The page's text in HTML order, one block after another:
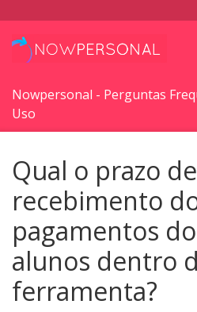
Nowpersonal - Perguntas
Uso
Qual o prazo de
recebimento
pagamentos
alunos dentro
ferramenta?